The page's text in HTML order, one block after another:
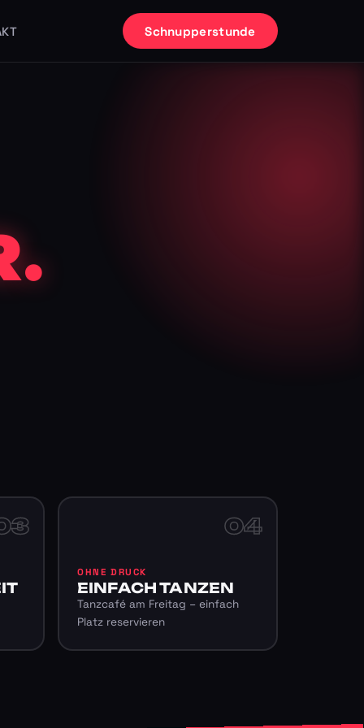
Schnupperstunde
04
OHNE DRUCK
EINFACH TANZEN
Tanzcafé am Freitag – einfach
Platz reservieren